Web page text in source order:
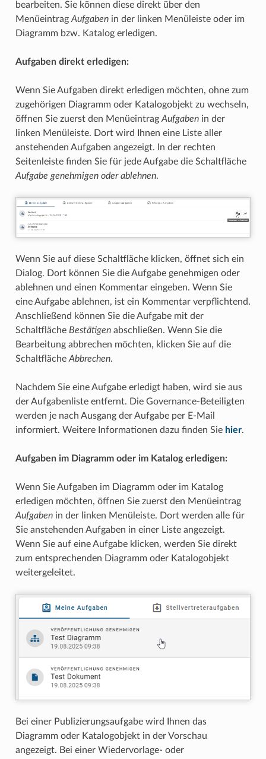
bearbeiten. Sie können diese direkt über den
Menüeintrag Aufgabenin der linken Menüleiste oder im
Diagramm bzw. Katalog erledigen.
Aufgaben direkt erledigen:
Wenn Sie Aufgaben direkt erledigen möchten, ohne zum
zugehörigen Diagramm oder Katalogobjekt zu wechseln,
öffnen Sie zuerst den Menüeintrag Aufgabenin der
linken Menüleiste. Dort wird Ihnen eine Liste aller
anstehenden Aufgaben angezeigt. In der rechten
Seitenleiste finden Sie für jede Aufgabe die Schaltfläche
Aufgabe genehmigen oder ablehnen.
Wenn Sie auf diese Schaltfläche klicken, öffnet sich ein
Dialog. Dort können Sie die Aufgabe genehmigen oder
ablehnen und einen Kommentar eingeben. Wenn Sie
eine Aufgabe ablehnen, ist ein Kommentar verpflichtend.
Anschließend können Sie die Aufgabe mit der
Schaltfläche Bestätigenabschließen. Wenn Sie die
Bearbeitung abbrechen möchten, klicken Sie auf die
Schaltfläche Abbrechen.
Nachdem Sie eine Aufgabe erledigt haben, wird sie aus
der Aufgabenliste entfernt. Die Governance-Beteiligten
werden je nach Ausgang der Aufgabe per E-Mail
informiert. Weitere Informationen dazu finden Sie hier.
Aufgaben im Diagramm oder im Katalog erledigen:
Wenn Sie Aufgaben im Diagramm oder im Katalog
erledigen möchten, öffnen Sie zuerst den Menüeintrag
Aufgabenin der linken Menüleiste. Dort werden alle für
Sie anstehenden Aufgaben in einer Liste angezeigt.
Wenn Sie auf eine Aufgabe klicken, werden Sie direkt
zum entsprechenden Diagramm oder Katalogobjekt
weitergeleitet.
Bei einer Publizierungsaufgabe wird Ihnen das
Diagramm oder Katalogobjekt in der Vorschau
angezeigt. Bei einer Wiedervorlage- oder